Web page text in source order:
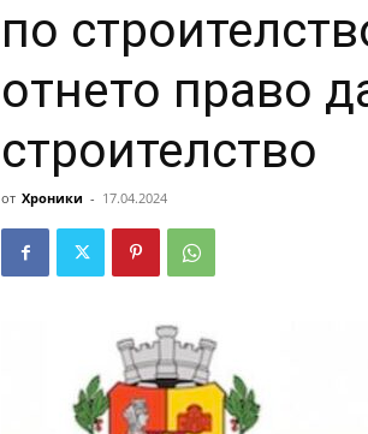
по
отнето право
строителство
от Хроники - 17.04.2024